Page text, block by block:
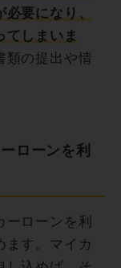
要になり、
てしまいま
類の提出や情
ローンを利
ローンを利
ます。マイカ